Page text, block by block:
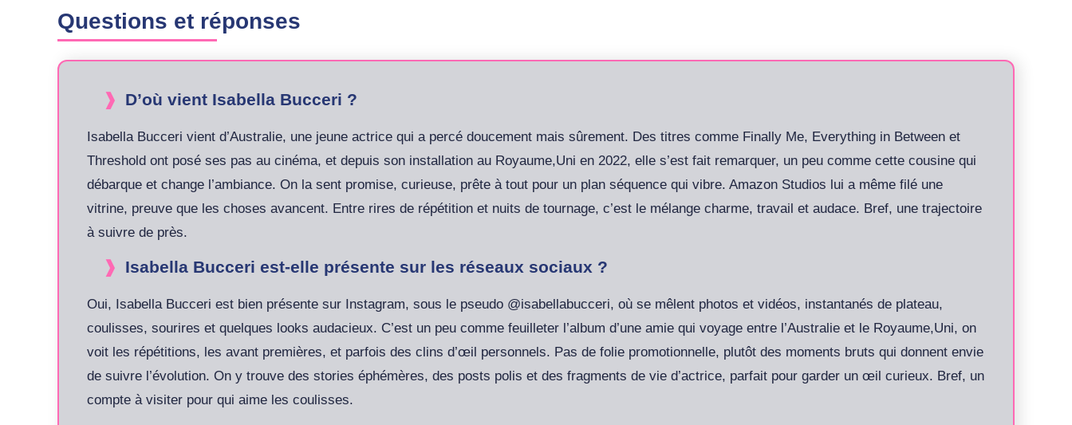
Questions et réponses
D’où vient Isabella Bucceri ?
Isabella Bucceri vient d’Australie, une jeune actrice qui a percé doucement mais sûrement. Des titres comme Finally Me, Everything in Between et
Threshold ont posé ses pas au cinéma, et depuis son installation au Royaume,Uni en 2022, elle s’est fait remarquer, un peu comme cette cousine qui
débarque et change l’ambiance. On la sent promise, curieuse, prête à tout pour un plan séquence qui vibre. Amazon Studios lui a même filé une
vitrine, preuve que les choses avancent. Entre rires de répétition et nuits de tournage, c’est le mélange charme, travail et audace. Bref, une trajectoire
à suivre de près.
Isabella Bucceri est-elle présente sur les réseaux sociaux ?
Oui, Isabella Bucceri est bien présente sur Instagram, sous le pseudo @isabellabucceri, où se mêlent photos et vidéos, instantanés de plateau,
coulisses, sourires et quelques looks audacieux. C’est un peu comme feuilleter l’album d’une amie qui voyage entre l’Australie et le Royaume,Uni, on
voit les répétitions, les avant premières, et parfois des clins d’œil personnels. Pas de folie promotionnelle, plutôt des moments bruts qui donnent envie
de suivre l’évolution. On y trouve des stories éphémères, des posts polis et des fragments de vie d’actrice, parfait pour garder un œil curieux. Bref, un
compte à visiter pour qui aime les coulisses.